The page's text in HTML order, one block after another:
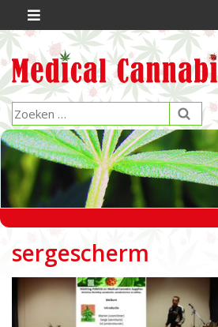
sergescherm